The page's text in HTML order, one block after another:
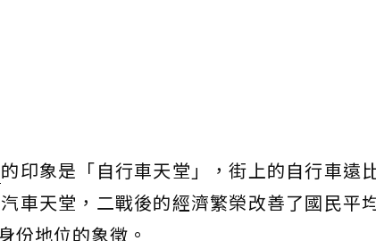
的印象是「自行車天堂」，街上的自行車遠
車天堂，二戰後的經濟繁榮改善了國民平
份地位的象徵。